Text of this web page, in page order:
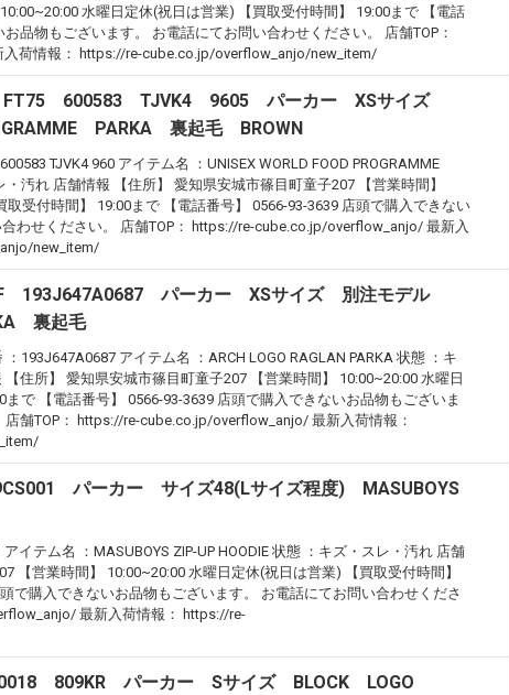
水曜日定休(祝日は営業) 【買取受付時間】 19:00まで 【電話
品物もございます。 お電話にてお問い合わせください。 店舗TOP：
荷情報： https://re-cube.co.jp/overflow_anjo/new_item/
FT75 600583 TJVK4 9605 パーカー XSサイズ
PARKA 裏起毛 BROWN
TJVK4 960 アイテム名 ：UNISEX WORLD FOOD PROGRAMME
・汚れ 店舗情報 【住所】 愛知県安城市篠目町童子207 【営業時間】
受付時間】 19:00まで 【電話番号】 0566-93-3639 店頭で購入できない
わせください。 店舗TOP： https://re-cube.co.jp/overflow_anjo/ 最新入
new_item/
193J647A0687 パーカー XSサイズ 別注モデル
裏起毛
：193J647A0687 アイテム名 ：ARCH LOGO RAGLAN PARKA 状態 ：キ
住所】 愛知県安城市篠目町童子207 【営業時間】 10:00~20:00 水曜日
で 【電話番号】 0566-93-3639 店頭で購入できないお品物もございま
舗TOP： https://re-cube.co.jp/overflow_anjo/ 最新入荷情報：
パーカー サイズ48(Lサイズ程度) MASUBOYS
イテム名 ：MASUBOYS ZIP-UP HOODIE 状態 ：キズ・スレ・汚れ 店舗
【営業時間】 10:00~20:00 水曜日定休(祝日は営業) 【買取受付時間】
で購入できないお品物もございます。 お電話にてお問い合わせくださ
最新入荷情報： https://re-
809KR パーカー Sサイズ BLOCK LOGO